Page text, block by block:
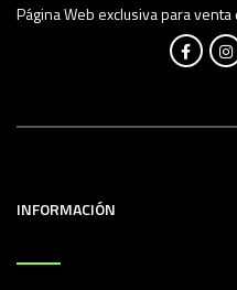
Página Web exclusiva para
INFORMACIÓN